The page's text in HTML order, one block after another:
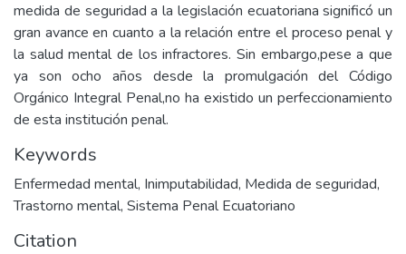
medida de seguridad a la legislación ecuatoriana significó un
gran avance en cuanto a la relación entre el proceso penal y
la salud mental de los infractores. Sin embargo,pese a que
ya son ocho años desde la promulgación del Código
Orgánico Integral Penal,no ha existido un perfeccionamiento
de esta institución penal.
Keywords
Enfermedad mental, Inimputabilidad, Medida de seguridad,
Trastorno mental, Sistema Penal Ecuatoriano
Citation